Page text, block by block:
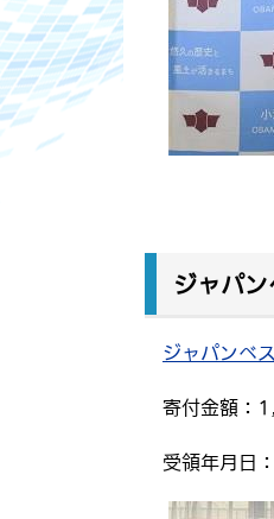
ジャパ
ジャパンベ
寄付金額：
受領年月日